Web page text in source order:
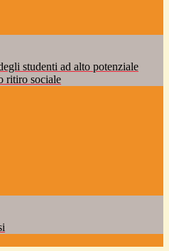
studenti ad alto potenziale
ritiro sociale